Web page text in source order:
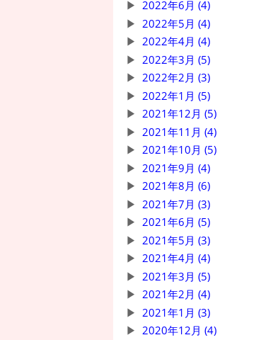
2022年6月 (4)
2022年5月 (4)
2022年4月 (4)
2022年3月 (5)
2022年2月 (3)
2022年1月 (5)
2021年12月 (5)
2021年11月 (4)
2021年10月 (5)
2021年9月 (4)
2021年8月 (6)
2021年7月 (3)
2021年6月 (5)
2021年5月 (3)
2021年4月 (4)
2021年3月 (5)
2021年2月 (4)
2021年1月 (3)
2020年12月 (4)